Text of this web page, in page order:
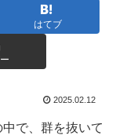
はてブ
2025.02.12
で、群を抜いて